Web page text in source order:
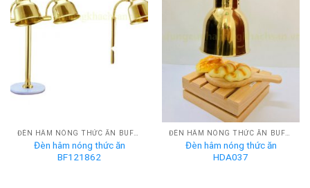
ĐÈN HÂM NÓNG THỨC ĂN BUFFET
Đèn hâm nóng thức ăn
BF121862
ĐÈN HÂM NÓNG THỨC ĂN BUFFET
Đèn hâm nóng thức ăn
HDA037